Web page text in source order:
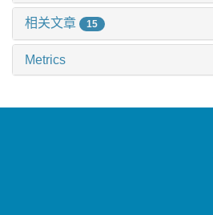
相关文章 15
Metrics